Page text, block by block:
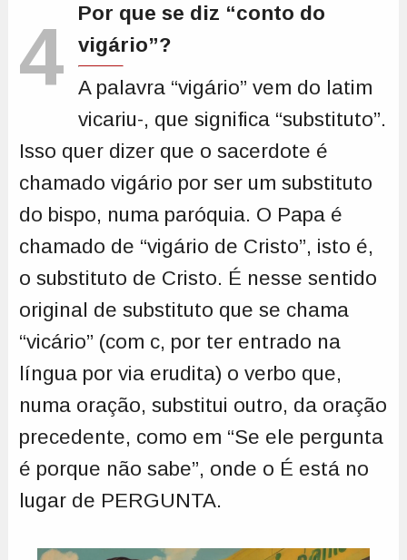
4
Por que se diz “conto do
vigário”?
A palavra “vigário” vem do latim
vicariu-, que significa “substituto”.
Isso quer dizer que o sacerdote é
chamado vigário por ser um substituto
do bispo, numa paróquia. O Papa é
chamado de “vigário de Cristo”, isto é,
o substituto de Cristo. É nesse sentido
original de substituto que se chama
“vicário” (com c, por ter entrado na
língua por via erudita) o verbo que,
numa oração, substitui outro, da oração
precedente, como em “Se ele pergunta
é porque não sabe”, onde o É está no
lugar de PERGUNTA.